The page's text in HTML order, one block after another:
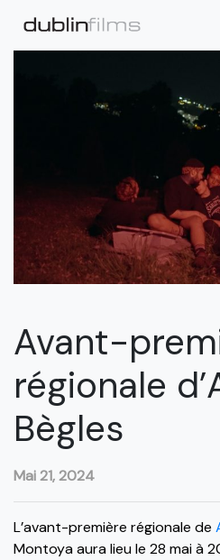
Avant-
régionale
Bègles
Mai 21, 2024
L’avant-première régionale de
Montoya aura lieu le 28 mai à